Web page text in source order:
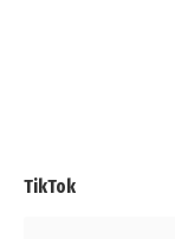
TikTok